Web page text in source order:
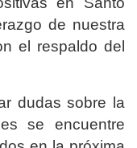
de nuestra
el respaldo del
dudas sobre la
se encuentre